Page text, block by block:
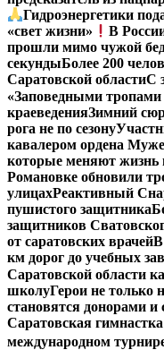
Гидроэнергетики
«свет жизни»
В
прошли мимо чужой
секундыБолее 200
Саратовской областиС
«Заповедными тропами
краеведенияЗимний
рога не по сезону
кавалером ордена
которые меняют жизнь
Романовке обновили
улицахРеактивный
пушистого защитника
защитников
от саратовских врачейВ
км дорог до учебных
Саратовской области
школуГерои не только
становятся донорами
Саратовская гимнастка
международном